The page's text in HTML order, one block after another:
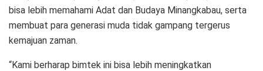
bisa lebih memahami Adat dan Budaya Minangkabau, serta
membuat para generasi muda tidak gampang tergerus
kemajuan zaman.
“Kami berharap bimtek ini bisa lebih meningkatkan